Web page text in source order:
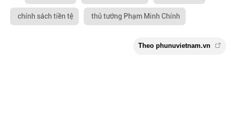
chính sách tiền tệ thủ tướng Phạm Minh Chính